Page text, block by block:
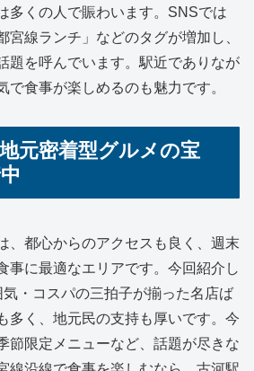
多くの人で賑わいます。SNSでは
宮線ランチ」などのタグが増加し、
題を呼んでいます。駅近でありなが
で食事が楽しめるのも魅力です。
元密着型グルメの宝
、都心からのアクセスも良く、週末
事に最適なエリアです。今回紹介し
・コスパの三拍子が揃った名店ば
多く、地元民の支持も厚いです。今
節限定メニューなど、話題が尽きな